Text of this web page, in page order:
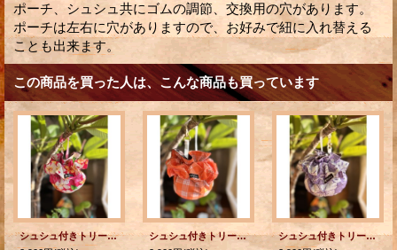
ポーチ、シュシュ共にゴムの調節、交換用の穴があります。
ポーチは左右に穴がありますので、お好みで紐に入れ替える
ことも出来ます。
この商品を買った人は、こんな商品も買っています
シュシュ付きトリーツポーチ
シュシュ付きトリーツポーチ
シュシュ付きトリーツポーチ